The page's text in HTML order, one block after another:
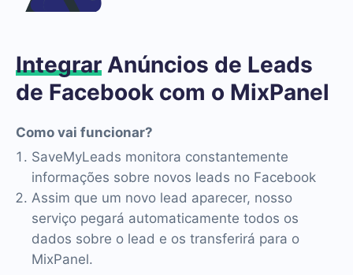
Integrar Anúncios de Leads
de Facebook com o MixPanel
Como vai funcionar?
SaveMyLeads monitora constantemente
informações sobre novos leads no Facebook
Assim que um novo lead aparecer, nosso
serviço pegará automaticamente todos os
dados sobre o lead e os transferirá para o
MixPanel.